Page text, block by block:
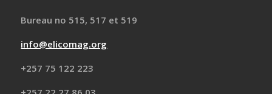
Bureau no 515, 517 et 519
info@elicomag.org
+257 75 122 223